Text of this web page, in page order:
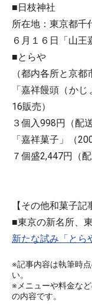
■日枝神社
所在地：東京都千
６月１６日「山王
■とらや
（都内各所と京
「嘉祥饅頭（か
16販売）
３個入998円（配
「嘉祥菓子」（
７個盛2,447円（配
【その他和菓子記
■東京の新名所、
新たな試み「と
※記事内容は執筆時
い。
※メニューや料金な
の内容です。